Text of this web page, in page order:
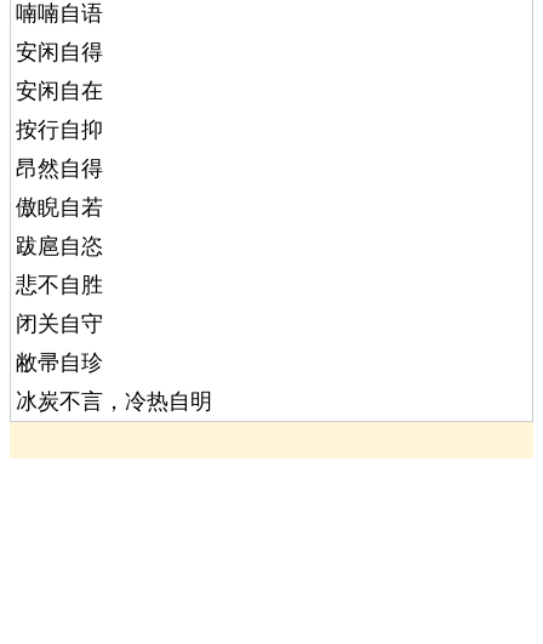
喃喃自语
安闲自得
安闲自在
按行自抑
昂然自得
傲睨自若
跋扈自恣
悲不自胜
闭关自守
敝帚自珍
冰炭不言，冷热自明